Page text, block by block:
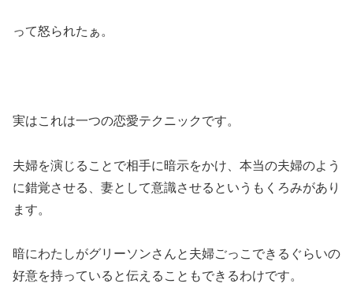
って怒られたぁ。
実はこれは一つの恋愛テクニックです。
夫婦を演じることで相手に暗示をかけ、本当の夫婦のよう
に錯覚させる、妻として意識させるというもくろみがあり
ます。
暗にわたしがグリーソンさんと夫婦ごっこできるぐらいの
好意を持っていると伝えることもできるわけです。